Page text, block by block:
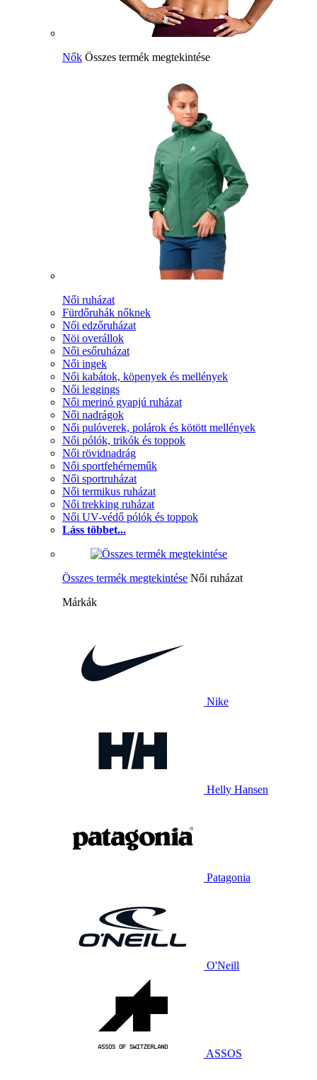
Nők Összes termék megtekintése
Női ruházat
Fürdőruhák nőknek
Női edzőruházat
Nöi overállok
Női esőruházat
Női ingek
Női kabátok, köpenyek és mellények
Női leggings
Női merinó gyapjú ruházat
Női nadrágok
Női pulóverek, polárok és kötött mellények
Női pólók, trikók és toppok
Női rövidnadrág
Női sportfehérneműk
Női sportruházat
Női termikus ruházat
Női trekking ruházat
Női UV-védő pólók és toppok
Láss többet...
Összes termék megtekintése Női ruházat
Márkák
Nike
Helly Hansen
Patagonia
O'Neill
ASSOS